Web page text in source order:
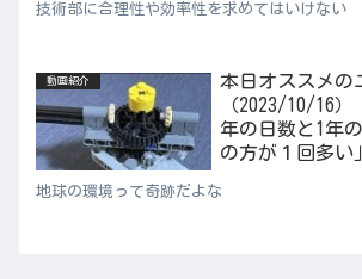
技術部に合理性や効率性を求めてはいけない
動画紹介
本日オススメの
（2023/10/16）
年の日数と1年
の方が１回多い
地球の環境って奇跡だよな